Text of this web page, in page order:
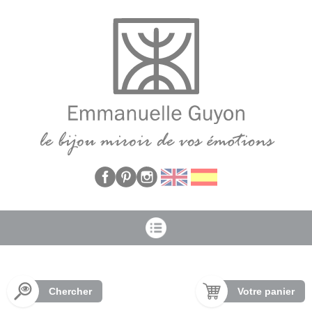
Chercher Votre panier